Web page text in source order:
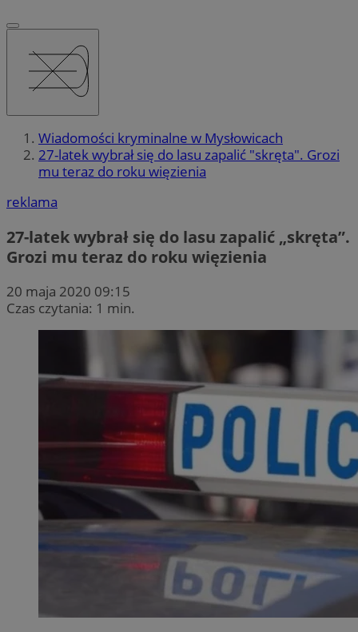
Wiadomości kryminalne w Mysłowicach
27-latek wybrał się do lasu zapalić "skręta". Grozi
mu teraz do roku więzienia
reklama
27-latek wybrał się do lasu zapalić „skręta”.
Grozi mu teraz do roku więzienia
20 maja 2020 09:15
Czas czytania: 1 min.